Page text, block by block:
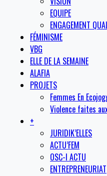
EQUIPE
ENGAGEMENT
FÉMINISME
VBG
ELLE DE LA SEMAINE
ALAFIA
PROJETS
Femmes En
Violence faites
+
JURIDIK’ELLES
ACTU’FEM
OSC-I ACTU
ENTREPRENEURIAT